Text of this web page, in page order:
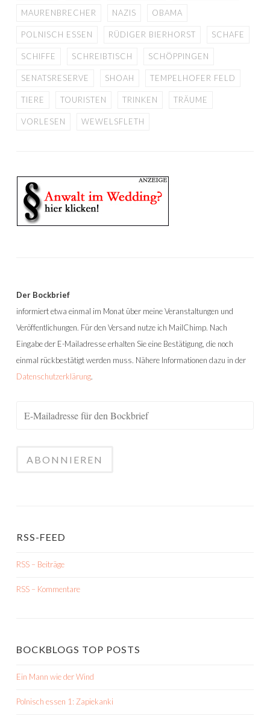
MAURENBRECHER NAZIS OBAMA
POLNISCH ESSEN RÜDIGER BIERHORST SCHAFE
SCHIFFE SCHREIBTISCH SCHÖPPINGEN
SENATSRESERVE SHOAH TEMPELHOFER FELD
TIERE TOURISTEN TRINKEN TRÄUME
VORLESEN WEWELSFLETH
Der Bockbrief
informiert etwa einmal im Monat über meine Veranstaltungen und
Veröffentlichungen. Für den Versand nutze ich MailChimp. Nach
Eingabe der E-Mailadresse erhalten Sie eine Bestätigung, die noch
einmal rückbestätigt werden muss. Nähere Informationen dazu in der
Datenschutzerklärung.
RSS-FEED
RSS – Beiträge
RSS – Kommentare
BOCKBLOGS TOP POSTS
Ein Mann wie der Wind
Polnisch essen 1: Zapiekanki